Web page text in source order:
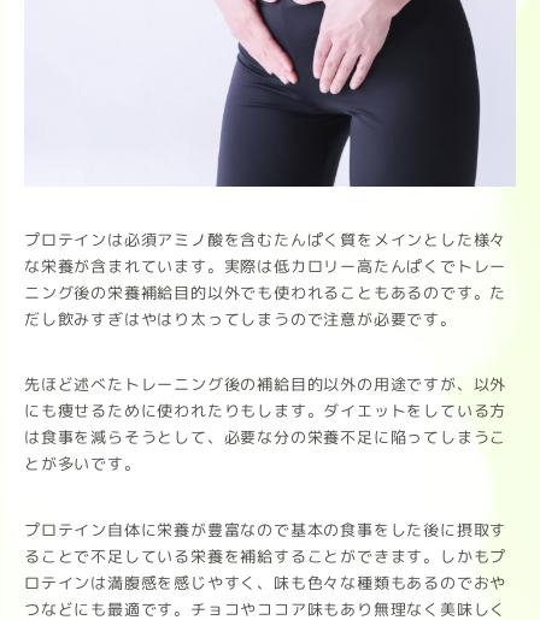
プロテインは必須アミノ酸を含むたんぱく質をメインとした様々
な栄養が含まれています。実際は低カロリー高たんぱくでトレー
ニング後の栄養補給目的以外でも使われることもあるのです。た
だし飲みすぎはやはり太ってしまうので注意が必要です。
先ほど述べたトレーニング後の補給目的以外の用途ですが、以外
にも痩せるために使われたりもします。ダイエットをしている方
は食事を減らそうとして、必要な分の栄養不足に陥ってしまうこ
とが多いです。
プロテイン自体に栄養が豊富なので基本の食事をした後に摂取す
ることで不足している栄養を補給することができます。しかもプ
ロテインは満腹感を感じやすく、味も色々な種類もあるのでおや
つなどにも最適です。チョコやココア味もあり無理なく美味しく